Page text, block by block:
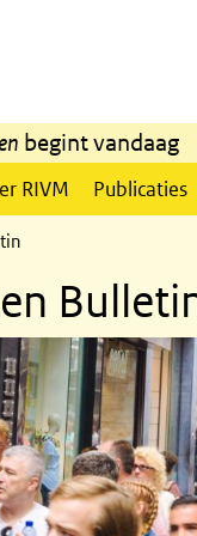
begint vandaag
RIVM Publicaties